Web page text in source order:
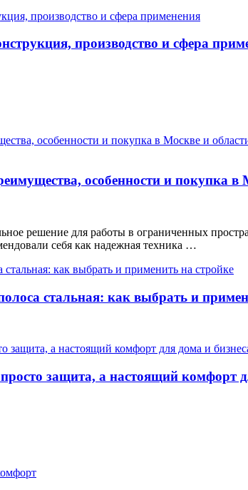
производство и сфера
особенности и покупка в
решение для работы в ограниченных
себя как надежная техника …
стальная: как выбрать и
защита, а настоящий комфорт